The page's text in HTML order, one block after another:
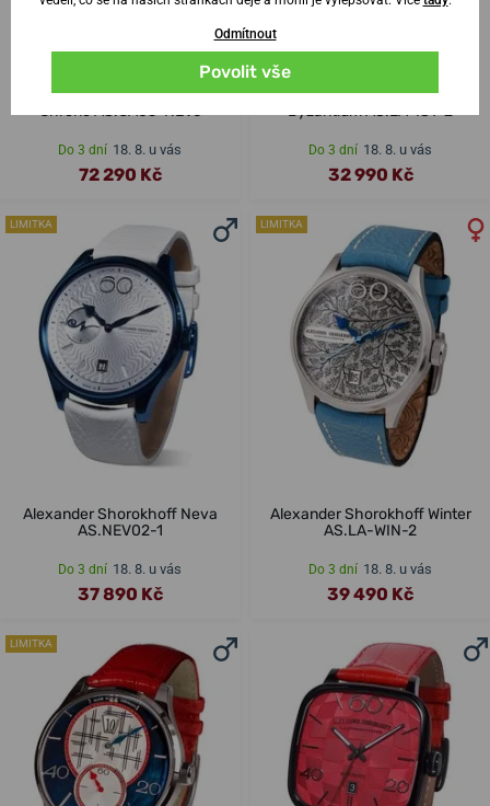
Alexander Shorokhoff Neva
Chrono AS.CA05-NEV6
Do 3 dní 18. 8. u vás
72 290 Kč
Alexander Shorokhoff
Byzantium AS.LA-IST-2
Do 3 dní 18. 8. u vás
32 990 Kč
LIMITKA
Alexander Shorokhoff Neva
AS.NEV02-1
Do 3 dní 18. 8. u vás
37 890 Kč
LIMITKA
Alexander Shorokhoff Winter
AS.LA-WIN-2
Do 3 dní 18. 8. u vás
39 490 Kč
LIMITKA
Odmítnout
Povolit vše